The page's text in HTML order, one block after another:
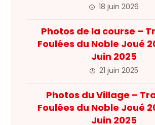
18 juin 2026
Photos de la course –
Foulées du Noble Joué
Juin 2025
21 juin 2025
Photos du Village –
Foulées du Noble Joué
Juin 2025